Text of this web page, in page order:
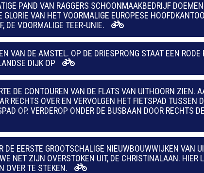
PAND VAN RAGGERS SCHOONMAAKBEDRIJF
VAN HET VOORMALIGE EUROPESE
DE VOORMALIGE TEER-UNIE.
VAN DE AMSTEL. OP DE DRIESPRONG STAAT EEN RODE
DIJK OP
DE CONTOUREN VAN DE FLATS VAN UITHOORN ZIEN.
RECHTS OVER EN VERVOLGEN HET FIETSPAD TUSSEN
OP. VERDEROP ONDER DE BUSBAAN DOOR RECHTS DE
EERSTE GROOTSCHALIGE NIEUWBOUWWIJKEN VAN
NET ZIJN OVERSTOKEN UIT, DE CHRISTINALAAN. HIER
OVER TE STEKEN.